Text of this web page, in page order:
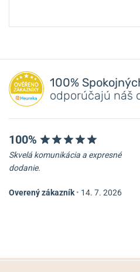
100%
odporúčajú náš
100%
Skvelá komunikácia a expresné
dodanie.
Overený zákazník • 14. 7. 2026